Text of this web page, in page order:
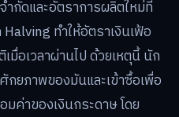
กัดและอัตราการผลิตใหม่ที่
ทำให้อัตราเงินเฟ้อ
มื่อเวลาผ่านไป ด้วยเหตุนี้ นัก
ยภาพของมันและเข้าซื้อเพื่อ
ค่าของเงินกระดาษ โดย